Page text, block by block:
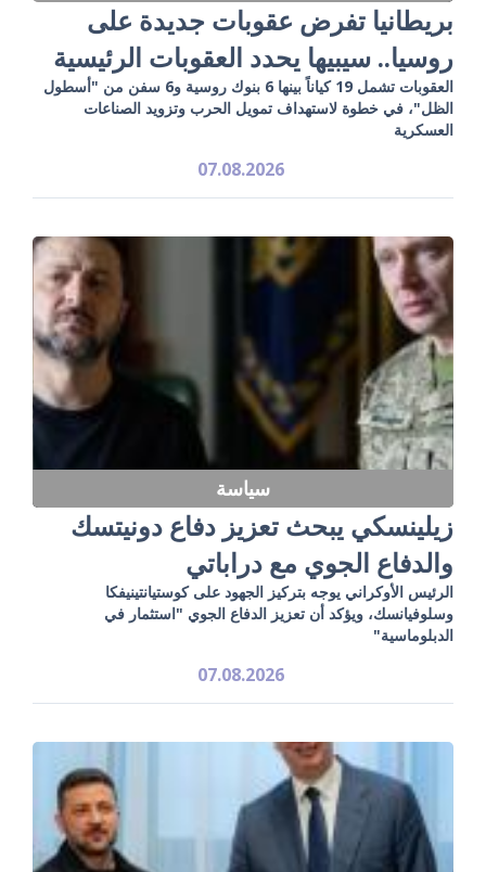
بريطانيا تفرض عقوبات جديدة على
روسيا.. سيبيها يحدد العقوبات الرئيسية
العقوبات تشمل 19 كياناً بينها 6 بنوك روسية و6 سفن من "أسطول
الظل"، في خطوة لاستهداف تمويل الحرب وتزويد الصناعات
العسكرية
07.08.2026
سياسة
زيلينسكي يبحث تعزيز دفاع دونيتسك
والدفاع الجوي مع دراباتي
الرئيس الأوكراني يوجه بتركيز الجهود على كوستيانتينيفكا
وسلوفيانسك، ويؤكد أن تعزيز الدفاع الجوي "استثمار في
الدبلوماسية"
07.08.2026